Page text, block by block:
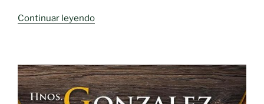
Continuar leyendo«Renovación
Moral
de